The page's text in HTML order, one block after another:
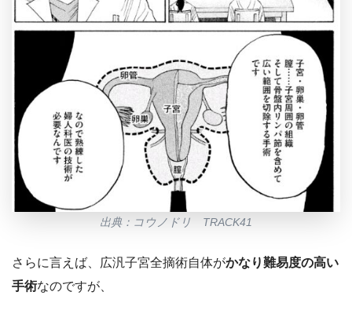
出典：コウノドリ TRACK41
さらに言えば、広汎子宮全摘術自体がかなり難易度の高い
手術なのですが、